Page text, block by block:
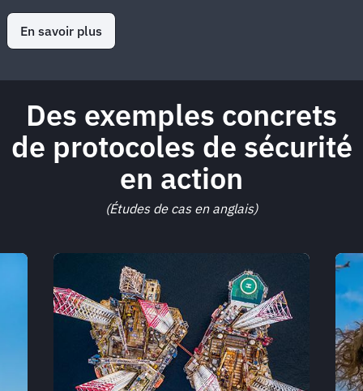
En savoir plus
Des exemples concrets
de protocoles de sécurité
en action
(Études de cas en anglais)